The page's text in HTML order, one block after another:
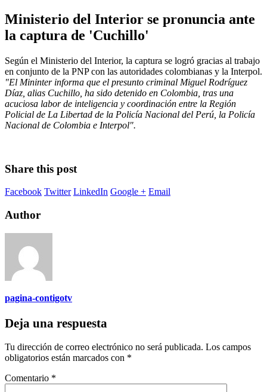
Ministerio del Interior se pronuncia ante
la captura de 'Cuchillo'
Según el Ministerio del Interior, la captura se logró gracias al trabajo
en conjunto de la PNP con las autoridades colombianas y la Interpol.
"El Mininter informa que el presunto criminal Miguel Rodríguez
Díaz, alias Cuchillo, ha sido detenido en Colombia, tras una
acuciosa labor de inteligencia y coordinación entre la Región
Policial de La Libertad de la Policía Nacional del Perú, la Policía
Nacional de Colombia e Interpol".
Share this post
Facebook Twitter LinkedIn Google + Email
Author
pagina-contigotv
Deja una respuesta
Tu dirección de correo electrónico no será publicada. Los campos
obligatorios están marcados con *
Comentario *